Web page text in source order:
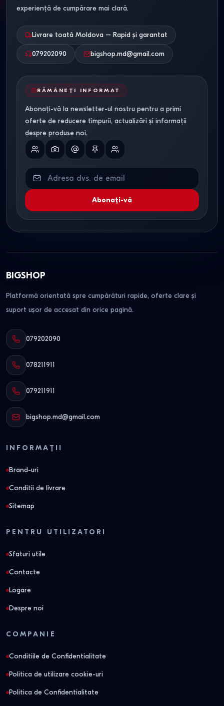
experiență de cumpărare mai clară.
Livrare toată Moldova – Rapid și garantat
079202090 bigshop.md@gmail.com
RĂMÂNEȚI INFORMAT
Abonați-vă la newsletter-ul nostru pentru a primi
oferte de reducere timpurii, actualizări și informații
despre produse noi.
Abonați-vă
BIGSHOP
Platformă orientată spre cumpărături rapide, oferte clare și
suport ușor de accesat din orice pagină.
079202090
078211911
079211911
bigshop.md@gmail.com
INFORMAȚII
Brand-uri
Conditii de livrare
Sitemap
PENTRU UTILIZATORI
Sfaturi utile
Contacte
Logare
Despre noi
COMPANIE
Conditiile de Confidentialitate
Politica de utilizare cookie-uri
Politica de Confidentialitate